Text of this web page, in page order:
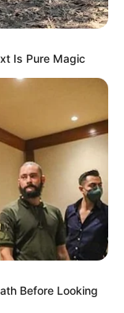
น รายเดือน รายปี
ลให้กับตัวท่านเอง
นี้
Is Pure Magic
Before Looking